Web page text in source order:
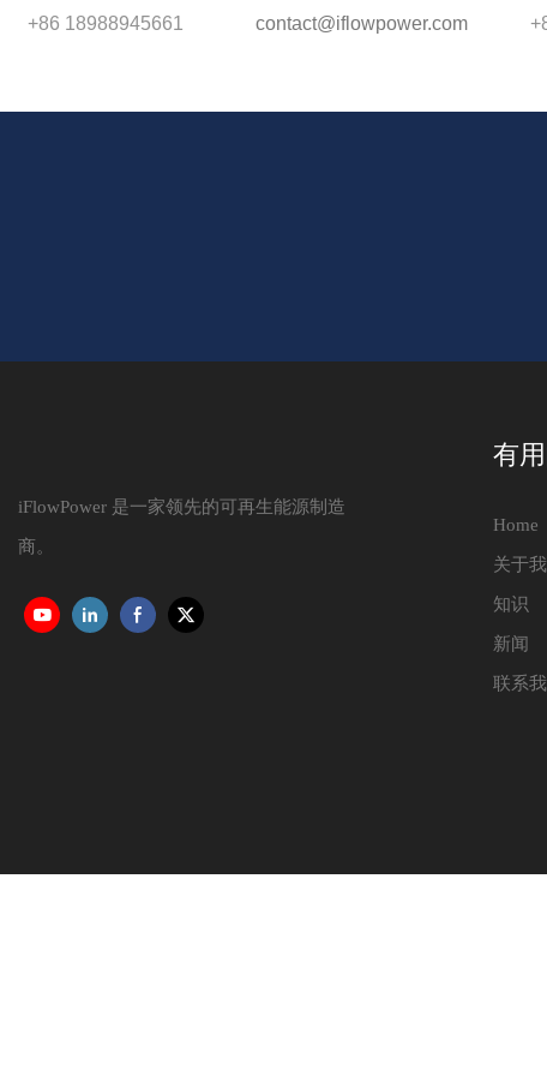
+86 18988945661 contact@iflowpower.com
iFlowPower 是一家领先的可再生能源制造
商。
有
Home
关于
知识
新闻
联系